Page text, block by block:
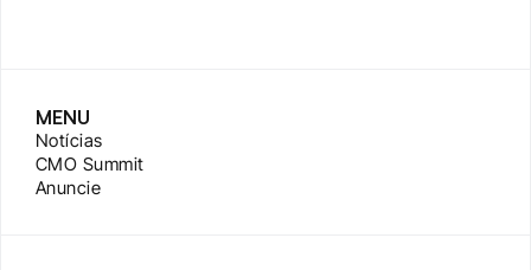
MENU
Notícias
CMO Summit
Anuncie